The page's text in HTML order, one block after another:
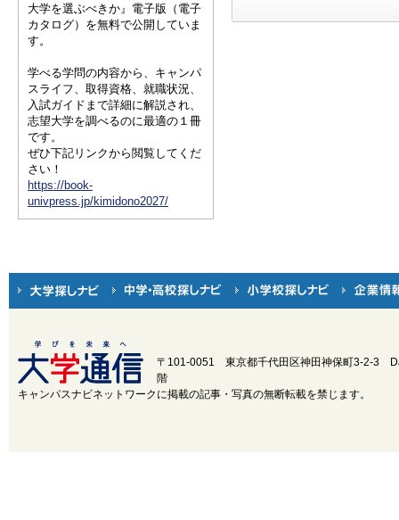
大学を選ぶべきか』電子版（電子
カタログ）を無料で公開していま
す。
学べる学問の内容から、キャンパ
スライフ、取得資格、就職状況、
入試ガイドまで詳細に解説され、
志望大学を調べるのに最適の１冊
です。
ぜひ下記リンクから閲覧してくだ
さい！
https://book-
univpress.jp/kimidono2027/
〒101-0051 東京都千代田区神田神保町3-2-3
階
キャンパスナビネットワークに掲載の記事・写真の無断転載を禁じます。